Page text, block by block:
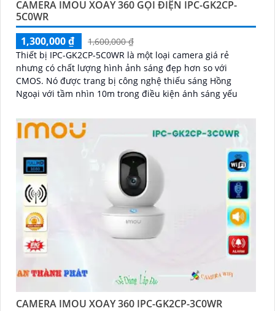
CAMERA IMOU XOAY 360 GỌI ĐIỆN IPC-GK2CP-
5C0WR
1,300,000 ₫
1,600,000 ₫
Thiết bị IPC-GK2CP-5C0WR là một loại camera giá rẻ
nhưng có chất lượng hình ảnh sáng đẹp hơn so với
CMOS. Nó được trang bị công nghệ thiếu sáng Hồng
Ngoại với tầm nhìn 10m trong điều kiện ánh sáng yếu
CAMERA IMOU XOAY 360 IPC-GK2CP-3C0WR